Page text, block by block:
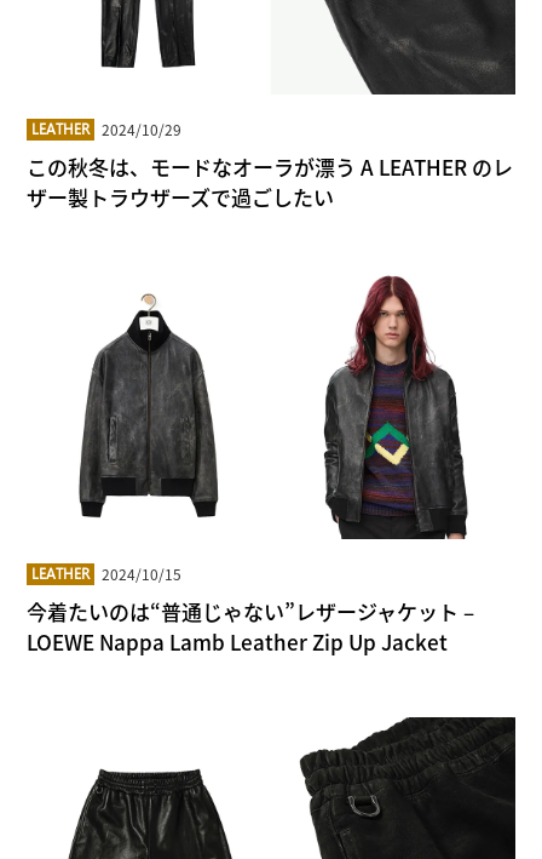
LEATHER 2024/10/29
この秋冬は、モードなオーラが漂う A LEATHER のレ
ザー製トラウザーズで過ごしたい
LEATHER 2024/10/15
今着たいのは“普通じゃない”レザージャケット –
LOEWE Nappa Lamb Leather Zip Up Jacket